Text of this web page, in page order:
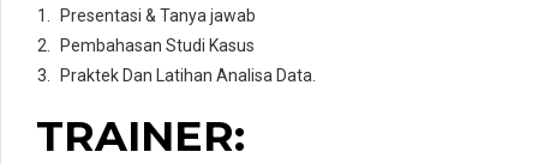
Presentasi & Tanya jawab
Pembahasan Studi Kasus
Praktek Dan Latihan Analisa Data.
TRAINER: